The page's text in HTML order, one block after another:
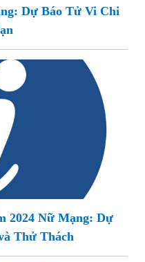
Dự Báo Tử Vi Chi
2024 Nữ Mạng: Dự
Thử Thách